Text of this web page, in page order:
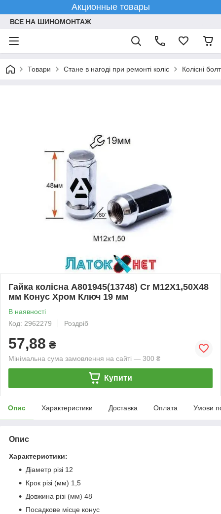
Акционные товары
ВСЕ НА ШИНОМОНТАЖ
Товари Стане в нагоді при ремонті коліс Колісні
Гайка колісна A801945(13748) Cr M12Х1,50Х48
мм Конус Хром Ключ 19 мм
В наявності
Код: 2962279
Роздріб
57,88 ₴
Мінімальна сума замовлення на сайті — 300 ₴
Купити
Опис Характеристики Доставка Оплата Умови
Опис
Характеристики:
Діаметр різі 12
Крок різі (мм) 1,5
Довжина різі (мм) 48
Посадкове місце конус